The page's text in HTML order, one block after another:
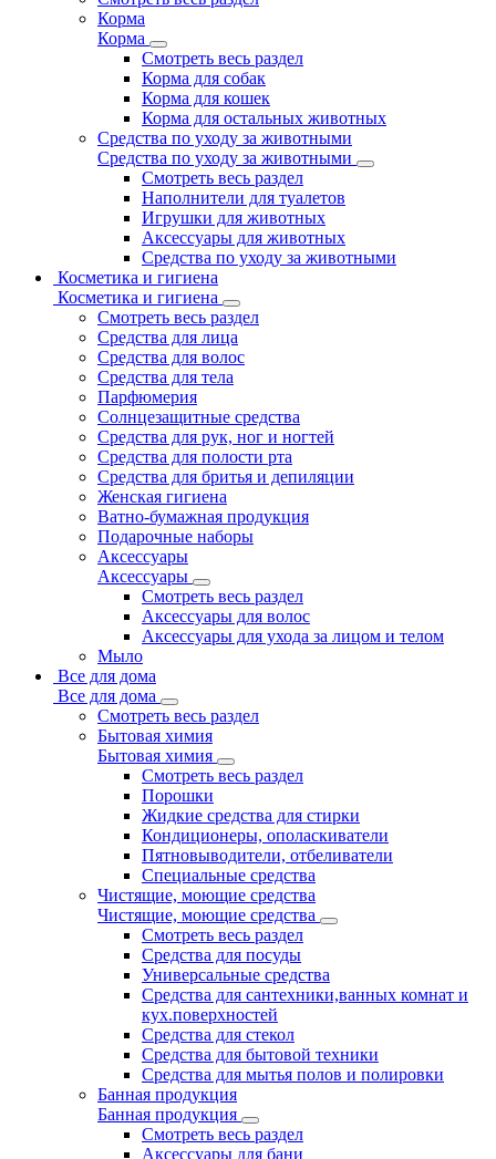
Корма
Корма
Смотреть весь раздел
Корма для собак
Корма для кошек
Корма для остальных животных
Средства по уходу за животными
Средства по уходу за животными
Смотреть весь раздел
Наполнители для туалетов
Игрушки для животных
Аксессуары для животных
Средства по уходу за животными
Косметика и гигиена
Косметика и гигиена
Смотреть весь раздел
Средства для лица
Средства для волос
Средства для тела
Парфюмерия
Солнцезащитные средства
Средства для рук, ног и ногтей
Средства для полости рта
Средства для бритья и депиляции
Женская гигиена
Ватно-бумажная продукция
Подарочные наборы
Аксессуары
Аксессуары
Смотреть весь раздел
Аксессуары для волос
Аксессуары для ухода за лицом и телом
Мыло
Все для дома
Все для дома
Смотреть весь раздел
Бытовая химия
Бытовая химия
Смотреть весь раздел
Порошки
Жидкие средства для стирки
Кондиционеры, ополаскиватели
Пятновыводители, отбеливатели
Специальные средства
Чистящие, моющие средства
Чистящие, моющие средства
Смотреть весь раздел
Средства для посуды
Универсальные средства
Средства для сантехники,ванных комнат и
кух.поверхностей
Средства для стекол
Средства для бытовой техники
Средства для мытья полов и полировки
Банная продукция
Банная продукция
Смотреть весь раздел
Аксессуары для бани